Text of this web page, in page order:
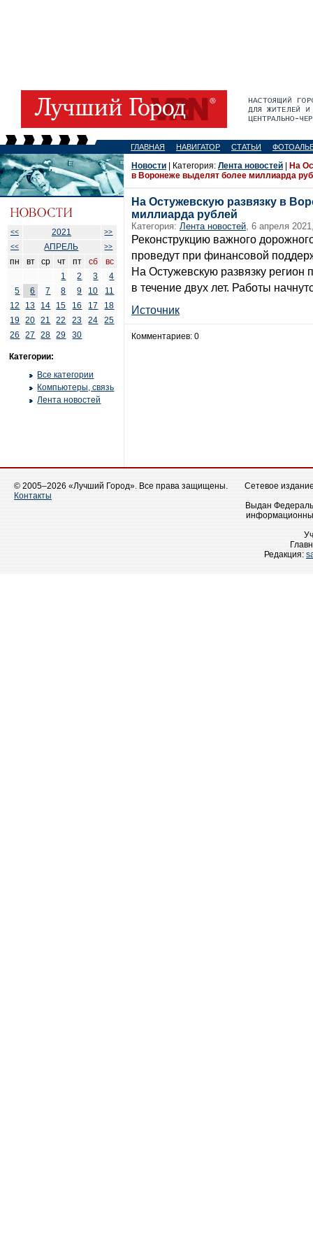
ГЛАВНАЯ НАВИГАТОР СТАТЬИ
<< 2021
>>
<<
АПРЕЛЬ >>
пн вт ср чт пт сб
вс
1
2 3
4
5
6 7 8 9 10
11
12
13 14 15 16 17
18
19
20 21 22 23 24
25
26
27 28 29 30
Категории:
Все категории
Компьютеры, связь
Лента новостей
Новости | Категория: Лента новостей
На
в Воронеже выделят более миллиарда
На Остужевскую развязку в
миллиарда рублей
Категория: Лента новостей, 6 апреля
Реконструкцию важного
проведут при финансовой
На Остужевскую развязку регион
в течение двух лет. Работы
Источник
Комментариев: 0
© 2005–2026 «Лучший Город». Все права защищены.
Контакты
Сетевое
Выдан
Редакция: